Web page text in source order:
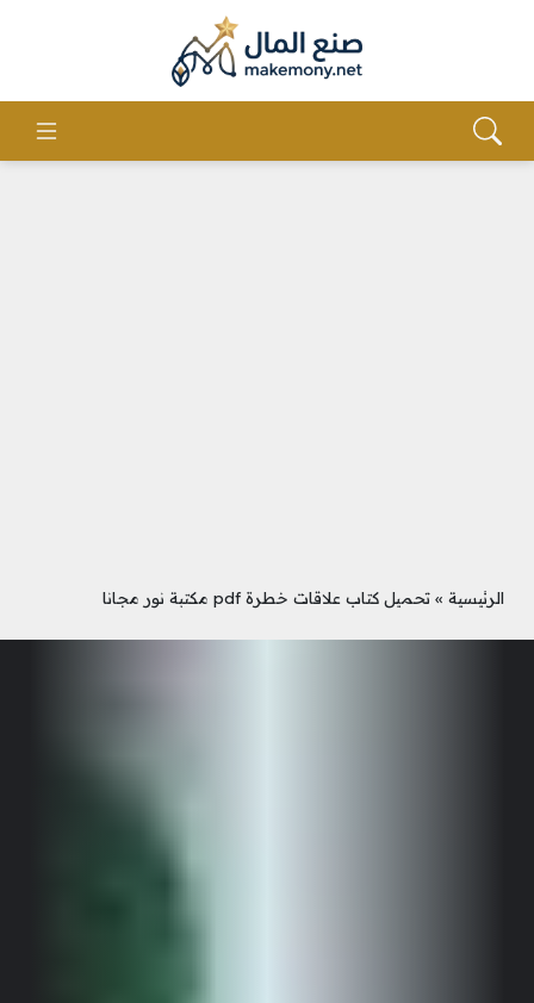
الرئيسية » تحميل كتاب علاقات خطرة pdf مكتبة نور مجانا